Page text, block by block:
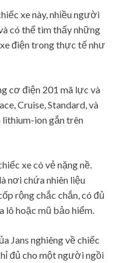
xe này, nhiều người
có thể tìm thấy những
điện trong thực tế như
cơ điện 201 mã lực và
Cruise, Standard, và
ion gắn trên
xe có vẻ nặng nề.
nơi chứa nhiên liệu
rộng chắc chắn, có đủ
lô hoặc mũ bảo hiểm.
Jans nghiêng về chiếc
đủ cho một người ngồi